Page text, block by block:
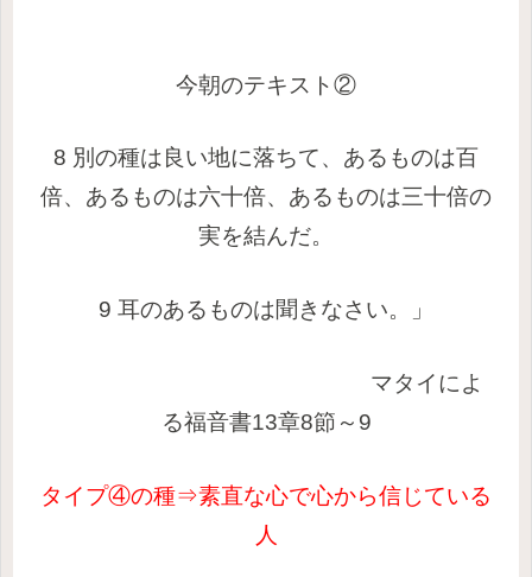
今朝のテキスト②
8 別の種は良い地に落ちて、あるものは百
倍、あるものは六十倍、あるものは三十倍の
実を結んだ。
9 耳のあるものは聞きなさい。」
マタイによ
る福音書13章8節～9
タイプ④の種⇒素直な心で心から信じている
人